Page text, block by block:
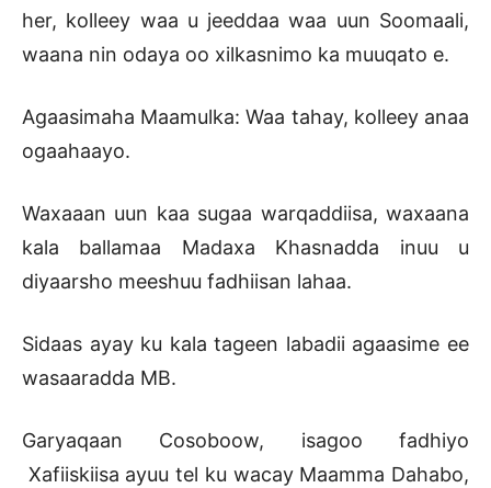
her, kolleey waa u jeeddaa waa uun Soomaali,
waana nin odaya oo xilkasnimo ka muuqato e.
Agaasimaha Maamulka: Waa tahay, kolleey anaa
ogaahaayo.
Waxaaan uun kaa sugaa warqaddiisa, waxaana
kala ballamaa Madaxa Khasnadda inuu u
diyaarsho meeshuu fadhiisan lahaa.
Sidaas ayay ku kala tageen labadii agaasime ee
wasaaradda MB.
Garyaqaan Cosoboow, isagoo fadhiyo
Xafiiskiisa ayuu tel ku wacay Maamma Dahabo,